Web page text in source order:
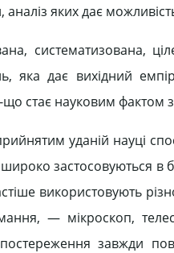
яких дає
систематизована,
яка дає вихідний
що стає науковим фактом
уданій науці
застосовуються в
використовують
— мікроскоп,
завжди